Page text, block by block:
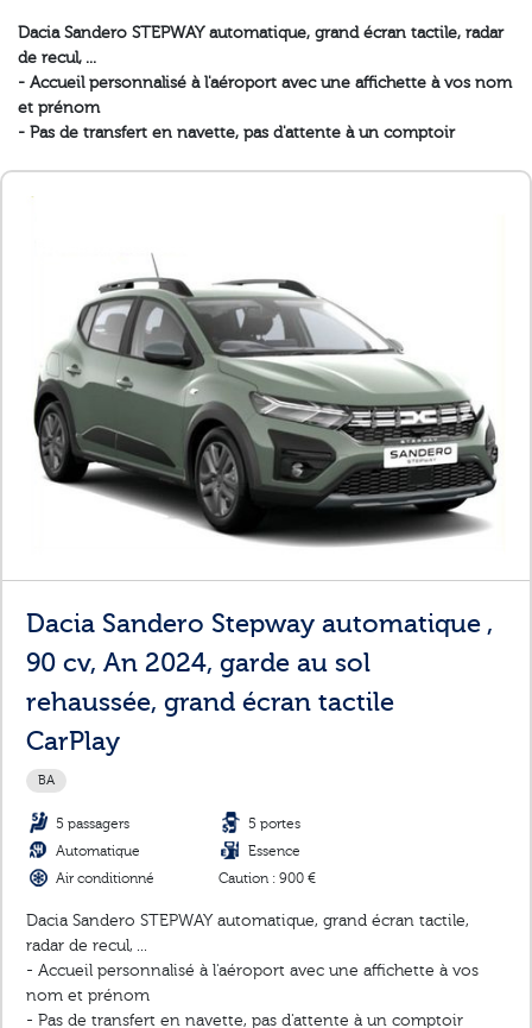
Dacia Sandero STEPWAY automatique, grand écran tactile, radar
de recul, ...
- Accueil personnalisé à l'aéroport avec une affichette à vos nom
et prénom
- Pas de transfert en navette, pas d'attente à un comptoir
Dacia Sandero Stepway automatique ,
90 cv, An 2024, garde au sol
rehaussée, grand écran tactile
CarPlay
BA
5 passagers
5 portes
Automatique
Essence
Air conditionné
Caution : 900 €
Dacia Sandero STEPWAY automatique, grand écran tactile,
radar de recul, ...
- Accueil personnalisé à l'aéroport avec une affichette à vos
nom et prénom
- Pas de transfert en navette, pas d'attente à un comptoir